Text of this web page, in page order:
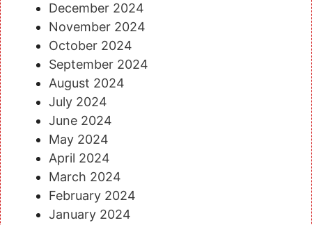
December 2024
November 2024
October 2024
September 2024
August 2024
July 2024
June 2024
May 2024
April 2024
March 2024
February 2024
January 2024